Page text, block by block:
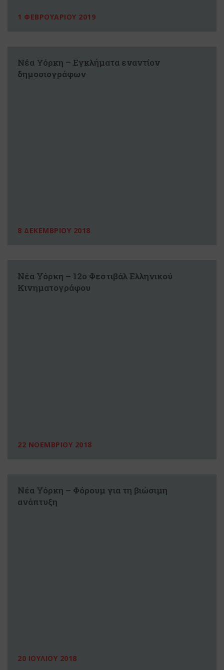
1 ΦΕΒΡΟΥΑΡΙΟΥ 2019
Νέα Υόρκη – Εγκλήματα εναντίον
δημοσιογράφων
8 ΔΕΚΕΜΒΡΙΟΥ 2018
Νέα Υόρκη – 12ο Φεστιβάλ Ελληνικού
Κινηματογράφου
22 ΝΟΕΜΒΡΙΟΥ 2018
Νέα Υόρκη – Φόρουμ για τη βιώσιμη
ανάπτυξη
20 ΙΟΥΛΙΟΥ 2018